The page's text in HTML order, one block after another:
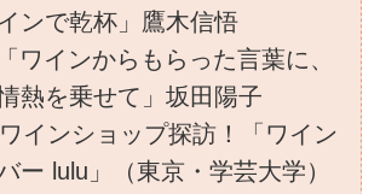
ンで乾杯」鷹木信悟
ワインからもらった言葉に、
熱を乗せて」坂田陽子
インショップ探訪！「ワイン
ー lulu」（東京・学芸大学）